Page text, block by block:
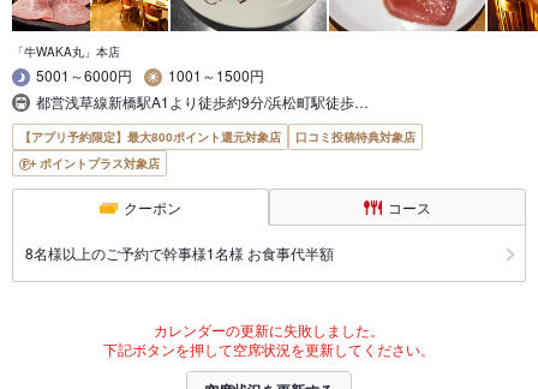
「牛WAKA丸」本店
5001～6000円
1001～1500円
都営浅草線新橋駅A1より徒歩約9分/浜松町駅徒歩…
【アプリ予約限定】最大800ポイント還元対象店
口コミ投稿特典対象店
ポイントプラス対象店
クーポン コース
8名様以上のご予約で幹事様1名様 お食事代半額
カレンダーの更新に失敗しました。
下記ボタンを押して空席状況を更新してください。